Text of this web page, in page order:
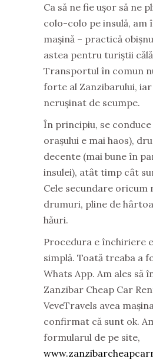
Ca să ne fie ușor să ne
colo-colo pe insulă, am
mașină – practică
astea pentru turiștii
Transportul în comun
forte al Zanzibarului,
nerușinat de scumpe.
În principiu, se
orașului e mai haos),
decente (mai bune în
insulei), atât timp cât
Cele secundare oricum
drumuri, pline de
hăuri.
Procedura e închiriere
simplă. Toată treaba a
Whats App. Am ales să
Zanzibar Cheap Car
VeveTravels avea
confirmat că sunt ok.
formularul de pe site,